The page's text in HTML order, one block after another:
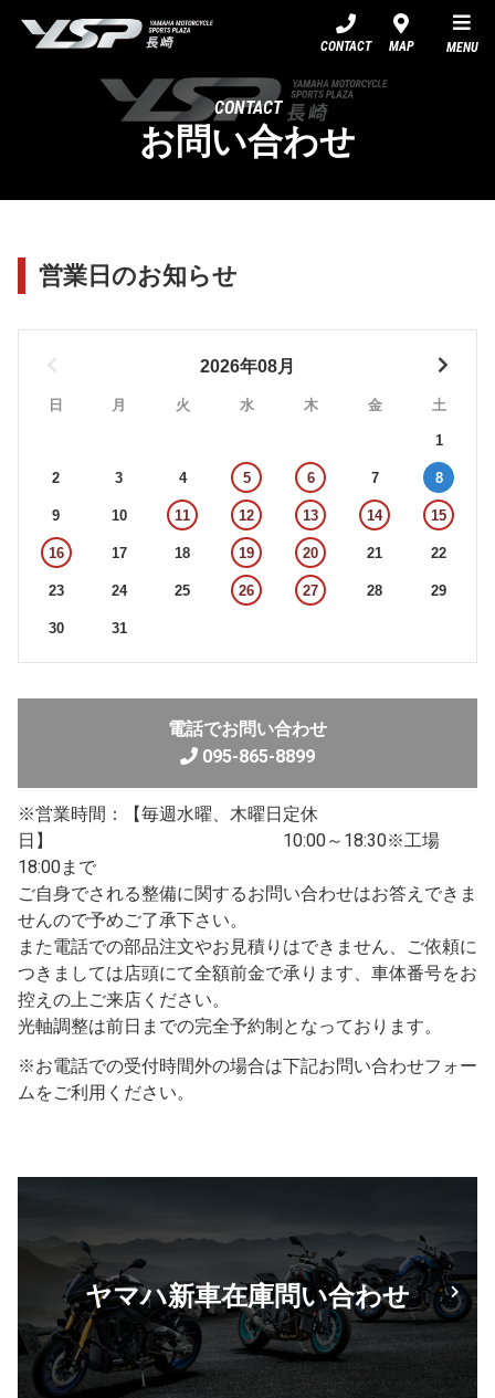
CONTACT MAP MENU
CONTACT
お問い合わせ
営業日のお知らせ
2026年08月
日 月 火 水 木 金 土
1
2 3 4 5 6 7 8
9 10 11 12 13 14 15
16 17 18 19 20 21 22
23 24 25 26 27 28 29
30 31
電話でお問い合わせ
095-865-8899
※営業時間：【毎週水曜、木曜日定休
日】 10:00～18:30※工場
18:00まで
ご自身でされる整備に関するお問い合わせはお答えできま
せんので予めご了承下さい。
また電話での部品注文やお見積りはできません、ご依頼に
つきましては店頭にて全額前金で承ります、車体番号をお
控えの上ご来店ください。
光軸調整は前日までの完全予約制となっております。
※お電話での受付時間外の場合は下記お問い合わせフォー
ムをご利用ください。
ヤマハ新車在庫問い合わせ